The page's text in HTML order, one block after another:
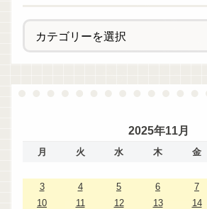
2025年11月
月 火 水 木 金
3
4 5 6 7
10
11 12 13 14